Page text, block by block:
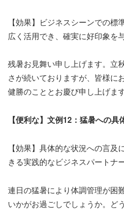
【効果】ビジネスシーンでの
広く活用でき、確実に好印象を
残暑お見舞い申し上げます。立
さが続いておりますが、皆様に
健勝のこととお慶び申し上げます
【便利な】文例12：猛暑への具
【効果】具体的な状況への言
きる実践的なビジネスパートナ
連日の猛暑により体調管理が困
いかがお過ごしでしょうか。ど